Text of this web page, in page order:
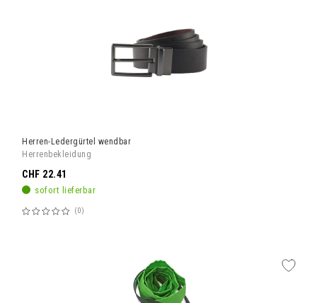
Herren-Ledergürtel wendbar
Herrenbekleidung
sofort lieferbar
Bewertung:
0
CHF 22.41